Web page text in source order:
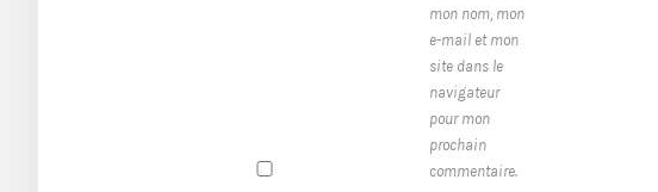
mon nom, mon
e-mail et mon
site dans le
navigateur
pour mon
prochain
commentaire.